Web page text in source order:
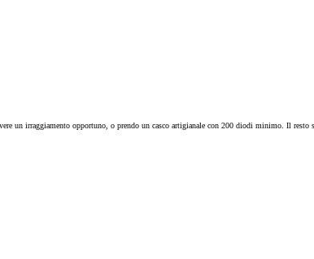
un irraggiamento opportuno, o prendo un casco artigianale con 200 diodi minimo. Il